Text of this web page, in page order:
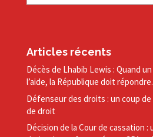
Articles récents
Décès de Lhabib Lewis : Quand
l’aide, la République doit répondre.
Défenseur des droits : un coup
de droit
Décision de la Cour de cassation